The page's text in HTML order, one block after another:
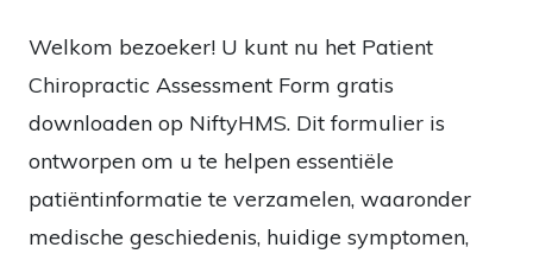
Welkom bezoeker! U kunt nu het Patient
Chiropractic Assessment Form gratis
downloaden op NiftyHMS. Dit formulier is
ontworpen om u te helpen essentiële
patiëntinformatie te verzamelen, waaronder
medische geschiedenis, huidige symptomen,